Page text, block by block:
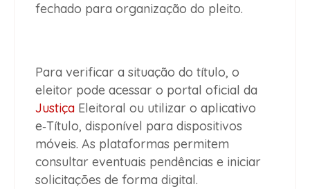
fechado para organização do pleito.
Para verificar a situação do título, o
eleitor pode acessar o portal oficial da
Justiça Eleitoral ou utilizar o aplicativo
e‑Título, disponível para dispositivos
móveis. As plataformas permitem
consultar eventuais pendências e iniciar
solicitações de forma digital.